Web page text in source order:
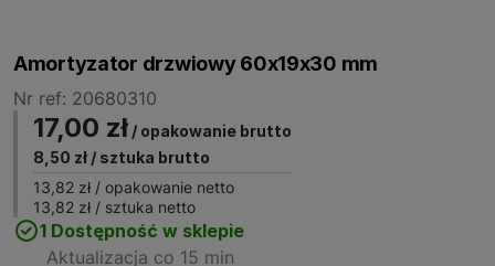
Amortyzator drzwiowy 60x19x30 mm
Nr ref: 20680310
17,00 zł / opakowanie brutto
8,50 zł / sztuka brutto
13,82 zł / opakowanie netto
13,82 zł / sztuka netto
1 Dostępność w sklepie
Aktualizacja co 15 min